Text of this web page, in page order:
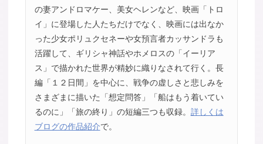
の妻アンドロマケー、美女ヘレンなど、映画「トロ
イ」に登場した人たちだけでなく、映画には出なか
った少女ポリュクセネーや女預言者カッサンドラも
活躍して、ギリシャ神話やホメロスの「イーリア
ス」で描かれた世界が精妙に織りなされて行く。長
編「１２日間」を中心に、戦争の虚しさと悲しみを
さまざまに描いた「想定問答」「船はもう着いてい
るのに」「旅の終り」の短編三つも収録。 詳しくは
ブログの作品紹介で。